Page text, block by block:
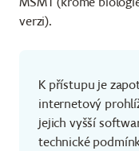
verzi).
K přístupu je
internetový
jejich vyšší
technické